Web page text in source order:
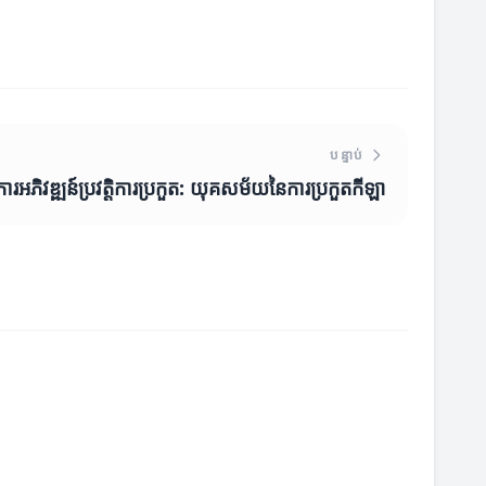
បន្ទាប់
ារអភិវឌ្ឍន៍ប្រវត្តិការប្រកួត: យុគសម័យនៃការប្រកួតកីឡា